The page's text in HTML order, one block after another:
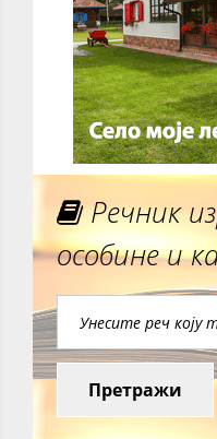
Речник
особине и
Претражи